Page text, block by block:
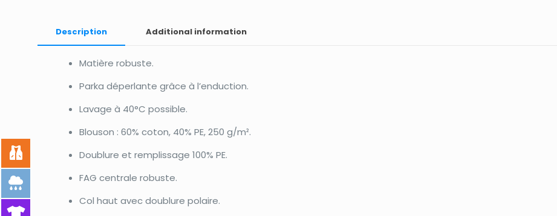
Description Additional information
Matière robuste.
Parka déperlante grâce à l’enduction.
Lavage à 40°C possible.
Blouson : 60% coton, 40% PE, 250 g/m².
Doublure et remplissage 100% PE.
FAG centrale robuste.
Col haut avec doublure polaire.